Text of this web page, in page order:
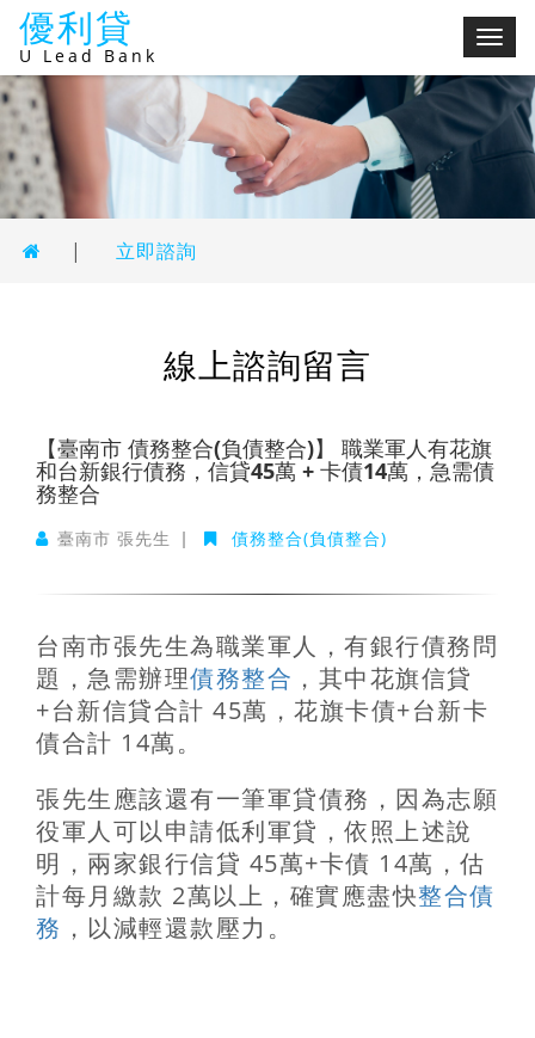
切
選
單
優利貸
U Lead Bank
| 立即諮詢
線上諮詢留言
【臺南市 債務整合(負債整合)】 職業軍人有花旗
和台新銀行債務，信貸45萬 + 卡債14萬，急需債
務整合
臺南市 張先生 | 債務整合(負債整合)
台南市張先生為職業軍人，有銀行債務問
題，急需辦理債務整合 ，其中花旗信貸
+台新信貸合計 45萬，花旗卡債+台新卡
債合計 14萬。
張先生應該還有一筆軍貸債務，因為志願
役軍人可以申請低利軍貸，依照上述說
明，兩家銀行信貸 45萬+卡債 14萬，估
計每月繳款 2萬以上，確實應盡快整合債
務 ，以減輕還款壓力。